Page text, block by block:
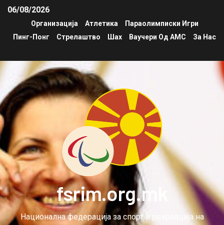
06/08/2026
Организација Атлетика
Параолимписки Игри
Пинг-Понг
Стрелаштво Шах Ваучери Од АМС За Нас
fsrim.org.mk
Национална федерација за спорт и рекреација на